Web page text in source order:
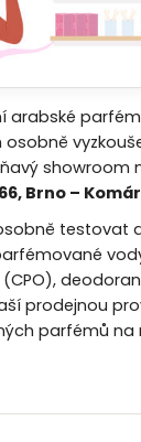
arabské
showroom
Brno –
testovat
prodejnou
parfémů na